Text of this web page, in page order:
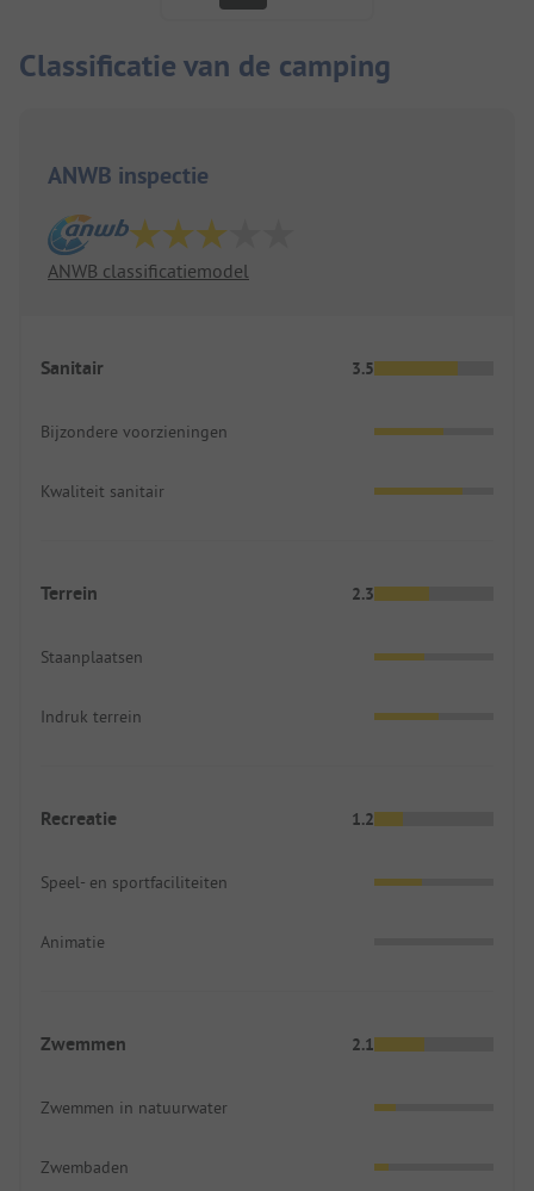
Classificatie van de camping
ANWB inspectie
ANWB classificatiemodel
Sanitair 3.5
Bijzondere voorzieningen
Kwaliteit sanitair
Terrein 2.3
Staanplaatsen
Indruk terrein
Recreatie 1.2
Speel- en sportfaciliteiten
Animatie
Zwemmen 2.1
Zwemmen in natuurwater
Zwembaden